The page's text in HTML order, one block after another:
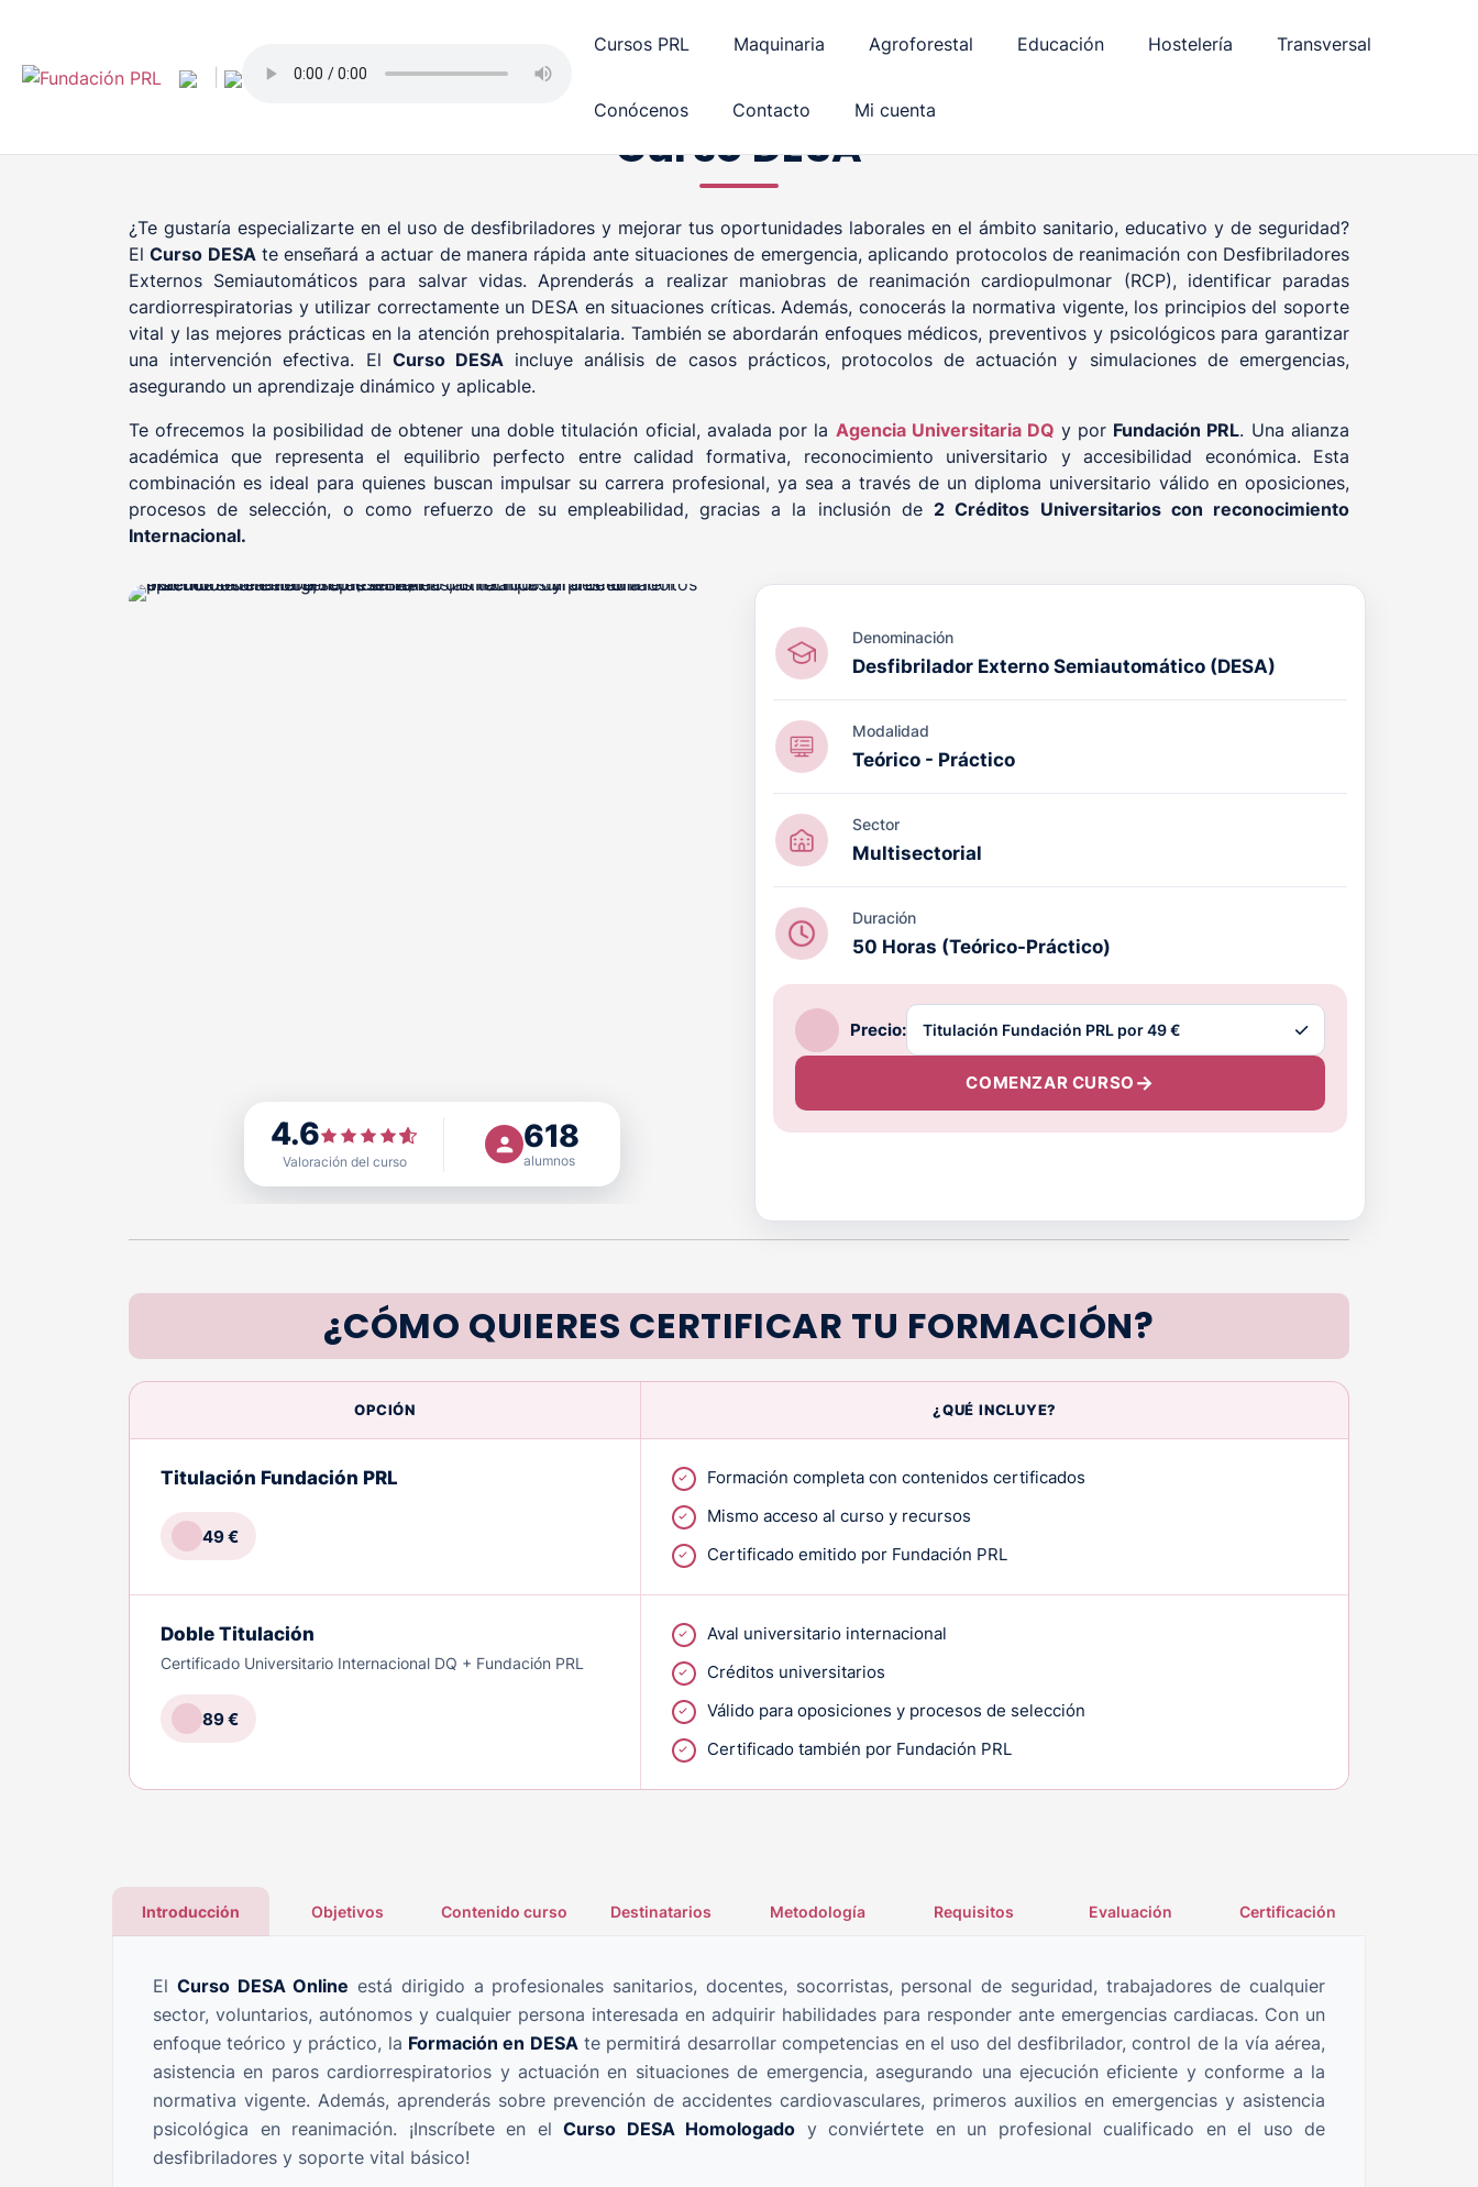
contenido
Cursos PRL Maquinaria Agroforestal Educación Hostelería Transversal
Conócenos Contacto Mi cuenta
Curso DESA
¿Te gustaría especializarte en el uso de desfibriladores y mejorar tus oportunidades laborales en el ámbito sanitario, educativo y de seguridad?
ElCurso DESAte enseñará a actuar de manera rápida ante situaciones de emergencia, aplicando protocolos de reanimación con Desfibriladores
Externos Semiautomáticos para salvar vidas. Aprenderás a realizar maniobras de reanimación cardiopulmonar (RCP), identificar paradas
cardiorrespiratorias y utilizar correctamente un DESA en situaciones críticas. Además, conocerás la normativa vigente, los principios del soporte
vital y las mejores prácticas en la atención prehospitalaria. También se abordarán enfoques médicos, preventivos y psicológicos para garantizar
una intervención efectiva. El Curso DESAincluye análisis de casos prácticos, protocolos de actuación y simulaciones de emergencias,
asegurando un aprendizaje dinámico y aplicable.
Te ofrecemos la posibilidad de obtener una doble titulación oficial, avalada por la Agencia Universitaria DQ y por Fundación PRL. Una alianza
académica que representa el equilibrio perfecto entre calidad formativa, reconocimiento universitario y accesibilidad económica. Esta
combinación es ideal para quienes buscan impulsar su carrera profesional, ya sea a través de un diploma universitario válido en oposiciones,
procesos de selección, o como refuerzo de su empleabilidad, gracias a la inclusión de2 Créditos Universitarios con reconocimiento
Internacional.
4.6
Valoración del curso
618
alumnos
Denominación
Desfibrilador Externo Semiautomático (DESA)
Modalidad
Teórico - Práctico
Sector
Multisectorial
Duración
50 Horas (Teórico-Práctico)
Precio:
COMENZAR CURSO
¿CÓMO QUIERES CERTIFICAR TU FORMACIÓN?
OPCIÓN ¿QUÉ INCLUYE?
Titulación Fundación PRL
49 €
Formación completa con contenidos certificados
Mismo acceso al curso y recursos
Certificado emitido por Fundación PRL
Doble Titulación
Certificado Universitario Internacional DQ + Fundación PRL
89 €
Aval universitario internacional
Créditos universitarios
Válido para oposiciones y procesos de selección
Certificado también por Fundación PRL
Introducción Objetivos Contenido curso Destinatarios Metodología Requisitos Evaluación Certificación
El Curso DESA Online está dirigido a profesionales sanitarios, docentes, socorristas, personal de seguridad, trabajadores de cualquier
sector, voluntarios, autónomos y cualquier persona interesada en adquirir habilidades para responder ante emergencias cardiacas. Con un
enfoque teórico y práctico, la Formación en DESAte permitirá desarrollar competencias en el uso del desfibrilador, control de la vía aérea,
asistencia en paros cardiorrespiratorios y actuación en situaciones de emergencia, asegurando una ejecución eficiente y conforme a la
normativa vigente. Además, aprenderás sobre prevención de accidentes cardiovasculares, primeros auxilios en emergencias y asistencia
psicológica en reanimación. ¡Inscríbete en el Curso DESA Homologado y conviértete en un profesional cualificado en el uso de
desfibriladores y soporte vital básico!